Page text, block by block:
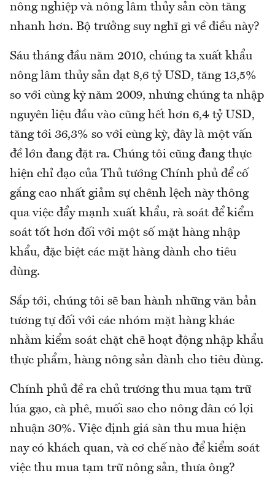
nông nghiệp và nông lâm thủy sản còn tăng
nhanh hơn. Bộ trưởng suy nghĩ gì về điều này?
Sáu tháng đầu năm 2010, chúng ta xuất khẩu
nông lâm thủy sản đạt 8,6 tỷ USD, tăng 13,5%
so với cùng kỳ năm 2009, nhưng chúng ta nhập
nguyên liệu đầu vào cũng hết hơn 6,4 tỷ USD,
tăng tới 36,3% so với cùng kỳ, đây là một vấn
đề lớn đang đặt ra. Chúng tôi cũng đang thực
hiện chỉ đạo của Thủ tướng Chính phủ để cố
gắng cao nhất giảm sự chênh lệch này thông
qua việc đẩy mạnh xuất khẩu, rà soát để kiểm
soát tốt hơn đối với một số mặt hàng nhập
khẩu, đặc biệt các mặt hàng dành cho tiêu
dùng.
Sắp tới, chúng tôi sẽ ban hành những văn bản
tương tự đối với các nhóm mặt hàng khác
nhằm kiểm soát chặt chẽ hoạt động nhập khẩu
thực phẩm, hàng nông sản dành cho tiêu dùng.
Chính phủ đề ra chủ trương thu mua tạm trữ
lúa gạo, cà phê, muối sao cho nông dân có lợi
nhuận 30%. Việc định giá sàn thu mua hiện
nay có khách quan, và cơ chế nào để kiểm soát
việc thu mua tạm trữ nông sản, thưa ông?